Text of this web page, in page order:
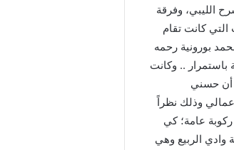
الليبي، وفرقة
كانت تقام
بورونية رحمه
باستمرار .. وكانت
أن حسني
وذلك نظراً
ركوبة عامة؛ كي
وادي الربيع وهي